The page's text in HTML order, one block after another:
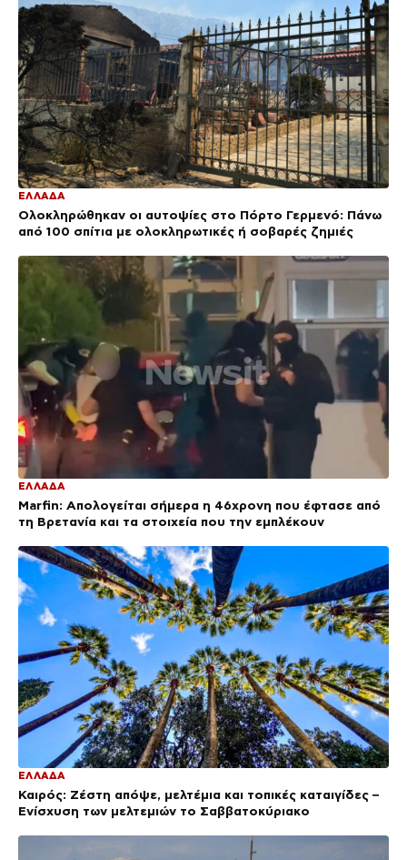
ΕΛΛΑΔΑ
Ολοκληρώθηκαν οι αυτοψίες στο Πόρτο Γερμενό: Πάνω
από 100 σπίτια με ολοκληρωτικές ή σοβαρές ζημιές
ΕΛΛΑΔΑ
Marfin: Απολογείται σήμερα η 46χρονη που έφτασε από
τη Βρετανία και τα στοιχεία που την εμπλέκουν
ΕΛΛΑΔΑ
Καιρός: Ζέστη απόψε, μελτέμια και τοπικές καταιγίδες –
Ενίσχυση των μελτεμιών το Σαββατοκύριακο